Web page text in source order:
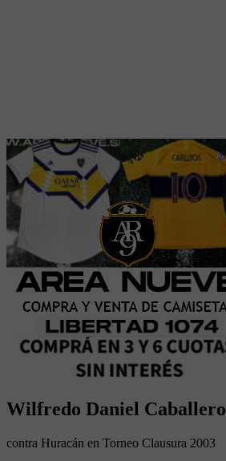
Wilfredo Daniel Caballero
contra Huracán en Torneo Clausura 2003